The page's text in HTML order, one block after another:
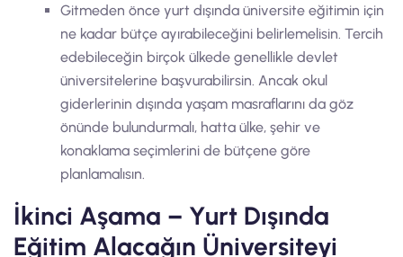
Gitmeden önce yurt dışında üniversite eğitimin için
ne kadar bütçe ayırabileceğini belirlemelisin. Tercih
edebileceğin birçok ülkede genellikle devlet
üniversitelerine başvurabilirsin. Ancak okul
giderlerinin dışında yaşam masraflarını da göz
önünde bulundurmalı, hatta ülke, şehir ve
konaklama seçimlerini de bütçene göre
planlamalısın.
İkinci Aşama – Yurt Dışında
Eğitim Alacağın Üniversiteyi